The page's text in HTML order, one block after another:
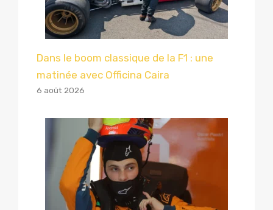
Dans le boom classique de la F1 : une
matinée avec Officina Caira
6 août 2026